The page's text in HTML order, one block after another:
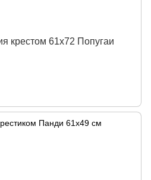
крестом 61х72 Попугаи